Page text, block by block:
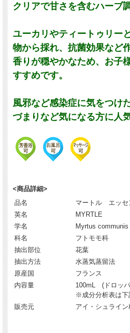
クリアで甘さを含むハーブ
ユーカリやティートゥリー
物から採れ、抗菌効果など
香りが穏やかなため、お子
すすめです。
風邪など感染症に気をつけ
づまりなど気になる方に人
<商品詳細>
品名
マートル エッセ
英名
MYRTLE
学名
Myrtus communis
科名
フトモモ科
抽出部位
花葉
抽出方法
水蒸気蒸留法
原産国
フランス
内容量
100mL (ドロッ
※成分分析表は下
販売元
アイ・シュライン